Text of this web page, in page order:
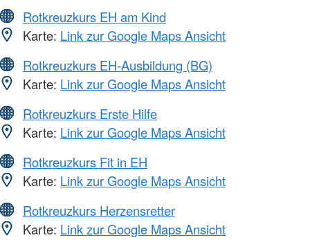
Rotkreuzkurs EH am Kind
Karte: Link zur Google Maps Ansicht
Rotkreuzkurs EH-Ausbildung (BG)
Karte: Link zur Google Maps Ansicht
Rotkreuzkurs Erste Hilfe
Karte: Link zur Google Maps Ansicht
Rotkreuzkurs Fit in EH
Karte: Link zur Google Maps Ansicht
Rotkreuzkurs Herzensretter
Karte: Link zur Google Maps Ansicht